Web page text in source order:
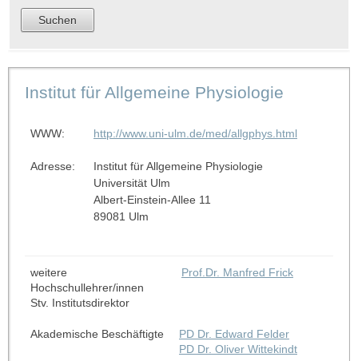
Institut für Allgemeine Physiologie
WWW: http://www.uni-ulm.de/med/allgphys.html
Adresse:
Institut für Allgemeine Physiologie
Universität Ulm
Albert-Einstein-Allee 11
89081 Ulm
weitere
Hochschullehrer/innen
Stv. Institutsdirektor
Prof.Dr. Manfred Frick
Akademische Beschäftigte
PD Dr. Edward Felder
PD Dr. Oliver Wittekindt